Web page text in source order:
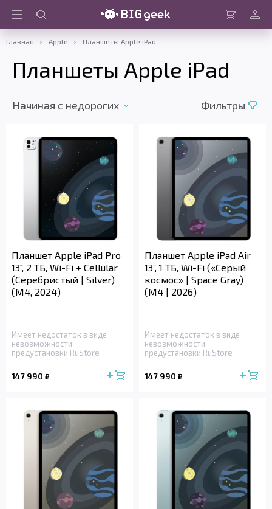
Войти
Главная Apple Планшеты Apple iPad
Планшеты Apple iPad
Начиная с недорогих Фильтры
Планшет Apple iPad Pro
13", 2 ТБ, Wi-Fi + Cellular
(Серебристый | Silver)
(M4, 2024)
Имеет недостаток в виде
невозможности
предустановки RuStore
147 990 ₽
Планшет Apple iPad Air
13”, 1 ТБ, Wi-Fi («Серый
космос» | Space Gray)
(M4 | 2026)
Имеет недостаток в виде
невозможности
предустановки RuStore
147 990 ₽